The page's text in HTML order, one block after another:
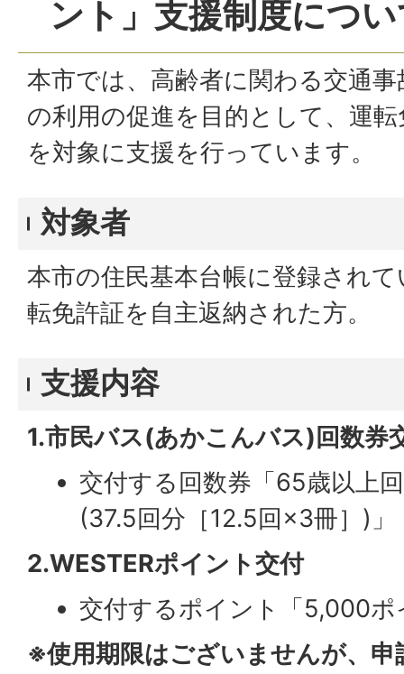
ント」支援制度につ
本市では、高齢者に関わる交通
の利用の促進を目的として、運
を対象に支援を行っています。
対象者
本市の住民基本台帳に登録され
転免許証を自主返納された方。
支援内容
1.市民バス(あかこんバス)回数券
交付する回数券「65歳以上
(37.5回分［12.5回×3冊］)」
2.WESTERポイント交付
交付するポイント「5,000
※使用期限はございませんが、